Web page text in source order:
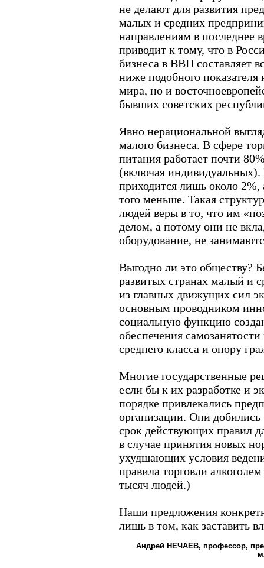
не делают для развития
малых и средних
направлениям в последнее
приводит к тому, что в
бизнеса в ВВП составляет
ниже подобного
мира, но и
бывших советских
Явно нерациональной
малого бизнеса. В сфере
питания работает почти
(включая индивидуальных).
приходится лишь около 2%,
того меньше. Такая
людей веры в то, что им
делом, а потому они не
оборудование, не
Выгодно ли это обществу?
развитых странах малый и
из главных движущих сил
основным проводником
социальную функцию
обеспечения
среднего класса и опору
Многие государственные
если бы к их разработке и
порядке привлекались
организации. Они
срок действующих правил
в случае принятия новых
ухудшающих условия
правила торговли
тысяч людей.)
Наши предложения
лишь в том, как заставить
Андрей НЕЧАЕВ, профессор,